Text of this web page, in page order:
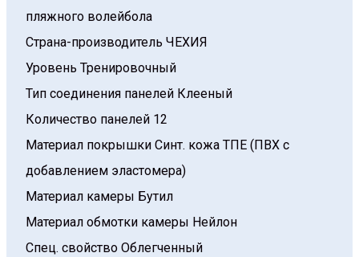
пляжного волейбола
Страна-производитель ЧЕХИЯ
Уровень Тренировочный
Тип соединения панелей Клееный
Количество панелей 12
Материал покрышки Синт. кожа TПE (ПВХ с
добавлением эластомера)
Материал камеры Бутил
Материал обмотки камеры Нейлон
Спец. свойство Облегченный